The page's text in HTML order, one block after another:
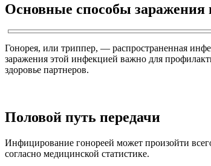
Основные способы заражения
Гонорея, или триппер, — распространенная
заражения этой инфекцией важно для
здоровье партнеров.
Половой путь передачи
Инфицирование гонореей может произойти всего
согласно медицинской статистике.